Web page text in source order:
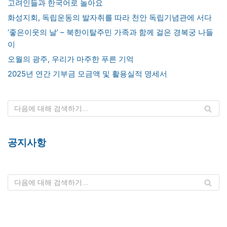
고려인들과 한국어로 놀아요
화성지회, 독립운동의 발자취를 따라 천안 독립기념관에 서다
‘좋은이웃의 날’ – 북한이탈주민 가족과 함께 걸은 경복궁 나들
이
오월의 광주, 우리가 마주한 푸른 기억
2025년 연간 기부금 모금액 및 활용실적 명세서
공지사항